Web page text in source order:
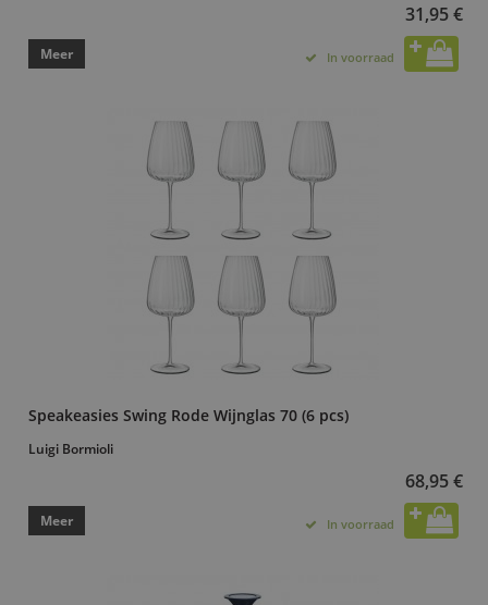
31,95 €
Meer In voorraad
Speakeasies Swing Rode Wijnglas 70 (6 pcs)
Luigi Bormioli
68,95 €
Meer In voorraad